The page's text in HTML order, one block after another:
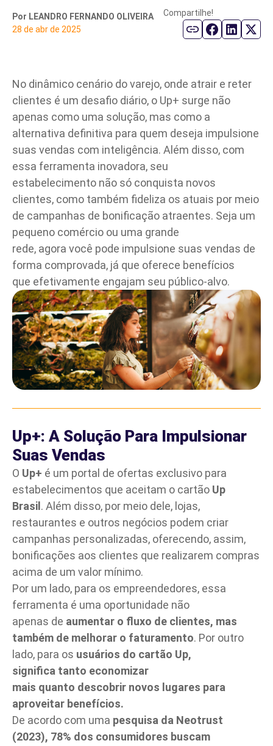
Parceiro de Vendas
Por LEANDRO FERNANDO OLIVEIRA
28 de abr de 2025
Compartilhe!
No dinâmico cenário do varejo, onde atrair e reter
clientes é um desafio diário, o Up+ surge não
apenas como uma solução, mas como a
alternativa definitiva para quem deseja impulsione
suas vendas com inteligência. Além disso, com
essa ferramenta inovadora, seu
estabelecimento não só conquista novos
clientes, como também fideliza os atuais por meio
de campanhas de bonificação atraentes. Seja um
pequeno comércio ou uma grande
rede, agora você pode impulsione suas vendas de
forma comprovada, já que oferece benefícios
que efetivamente engajam seu público-alvo.
Up+: A Solução Para Impulsionar
Suas Vendas
O Up+ é um portal de ofertas exclusivo para
estabelecimentos que aceitam o cartão Up
Brasil . Além disso, por meio dele, lojas,
restaurantes e outros negócios podem criar
campanhas personalizadas, oferecendo, assim,
bonificações aos clientes que realizarem compras
acima de um valor mínimo.
Por um lado, para os empreendedores, essa
ferramenta é uma oportunidade não
apenas de aumentar o fluxo de clientes, mas
também de melhorar o faturamento. Por outro
lado, para os usuários do cartão Up,
significa tanto economizar
mais quanto descobrir novos lugares para
aproveitar benefícios.
De acordo com uma pesquisa da Neotrust
(2023), 78% dos consumidores buscam